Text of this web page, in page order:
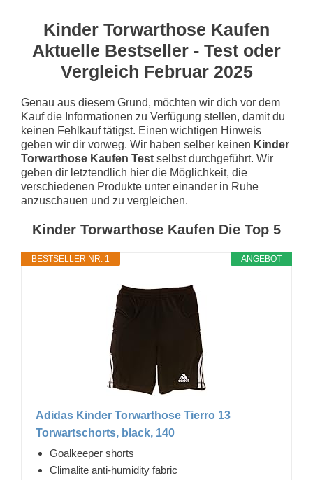
Kinder Torwarthose Kaufen
Aktuelle Bestseller - Test oder
Vergleich Februar 2025
Genau aus diesem Grund, möchten wir dich vor dem
Kauf die Informationen zu Verfügung stellen, damit du
keinen Fehlkauf tätigst. Einen wichtigen Hinweis
geben wir dir vorweg. Wir haben selber keinen Kinder
Torwarthose Kaufen Test selbst durchgeführt. Wir
geben dir letztendlich hier die Möglichkeit, die
verschiedenen Produkte unter einander in Ruhe
anzuschauen und zu vergleichen.
Kinder Torwarthose Kaufen Die Top 5
ANGEBOT
BESTSELLER NR. 1
Adidas Kinder Torwarthose Tierro 13
Torwartschorts, black, 140
Goalkeeper shorts
Climalite anti-humidity fabric